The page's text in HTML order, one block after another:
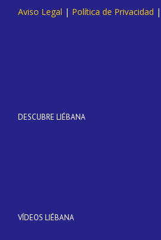
Aviso Legal | Política de Privacidad |
DESCUBRE LIÉBANA
VÍDEOS LIÉBANA